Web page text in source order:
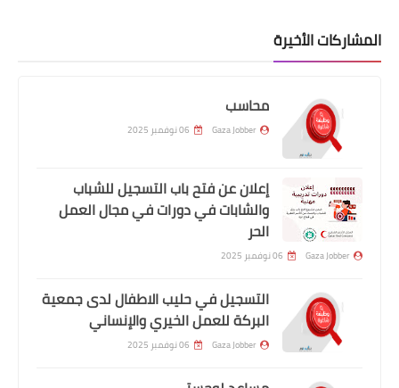
المشاركات الأخيرة
محاسب
Gaza Jobber 06 نوفمبر 2025
إعلان عن فتح باب التسجيل للشباب
والشابات في دورات في مجال العمل
الحر
Gaza Jobber 06 نوفمبر 2025
التسجيل في حليب الاطفال لدى جمعية
البركة للعمل الخيري والإنساني
Gaza Jobber 06 نوفمبر 2025